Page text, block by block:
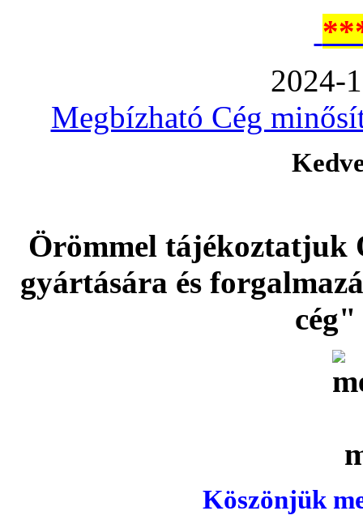
2024-
Megbízható Cég
Örömmel tájékoztatjuk
gyártására és
Köszönjük